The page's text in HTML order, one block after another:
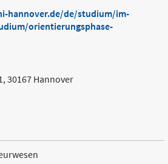
hannover.de/de/studium/im-
orientierungsphase-
30167 Hannover